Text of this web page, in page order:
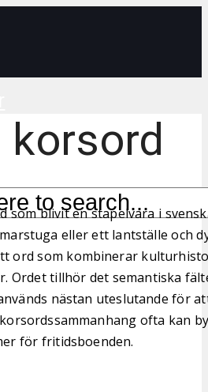
korsord
som blivit en stapelvara i
eller ett lantställe och
ord som kombinerar
Ordet tillhör det semantiska
nästan uteslutande för
ofta kan
för fritidsboenden.